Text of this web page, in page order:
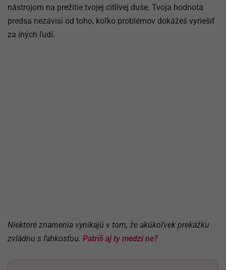
nástrojom na prežitie tvojej citlivej duše. Tvoja hodnota
predsa nezávisí od toho, koľko problémov dokážeš vyriešiť
za iných ľudí.
Niektoré znamenia vynikajú v tom, že akúkoľvek prekážku
zvládnu s ľahkosťou. Patríš aj ty medzi ne?